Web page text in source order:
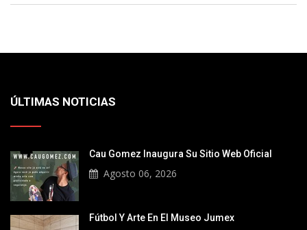
ÚLTIMAS NOTICIAS
Cau Gomez Inaugura Su Sitio Web Oficial
Agosto 06, 2026
Fútbol Y Arte En El Museo Jumex